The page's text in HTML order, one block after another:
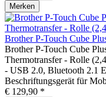
Merken
Brother P-Touch Cube
Brother P-Touch Cube
Thermotransfer - Rolle
- USB 2.0, Bluetooth 2.1
Beschriftungsgerät für
€ 129,90 *